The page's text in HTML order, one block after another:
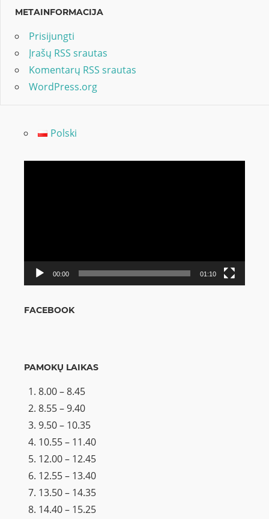
METAINFORMACIJA
Prisijungti
Įrašų RSS srautas
Komentarų RSS srautas
WordPress.org
Polski
00:00 01:10
FACEBOOK
PAMOKŲ LAIKAS
8.00 – 8.45
8.55 – 9.40
9.50 – 10.35
10.55 – 11.40
12.00 – 12.45
12.55 – 13.40
13.50 – 14.35
14.40 – 15.25